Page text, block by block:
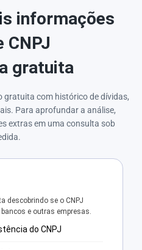
informações
CNPJ
gratuita
gratuita com histórico de dívidas,
Para aprofundar a análise,
extras em uma consulta sob
descobrindo se o CNPJ
e outras empresas.
do CNPJ